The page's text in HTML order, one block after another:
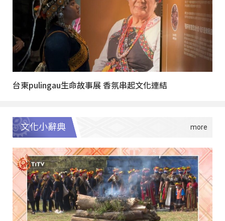
台東pulingau生命故事展 香氛串起文化連結
文化小辭典